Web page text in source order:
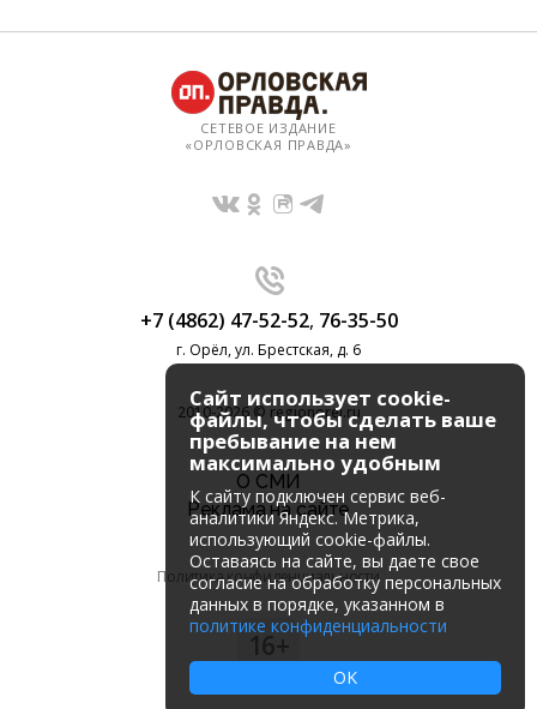
СЕТЕВОЕ ИЗДАНИЕ
«ОРЛОВСКАЯ ПРАВДА»
+7 (4862) 47-52-52, 76-35-50
г. Орёл, ул. Брестская, д. 6
2010-2026 © regionorel.ru
О СМИ
Реклама на сайте
Политика конфиденциальности
16+
Сайт использует cookie-
файлы, чтобы сделать ваше
пребывание на нем
максимально удобным
К cайту подключен сервис веб-
аналитики Яндекс. Метрика,
использующий cookie-файлы.
Оставаясь на сайте, вы даете свое
согласие на обработку персональных
данных в порядке, указанном в
политике конфиденциальности
OK